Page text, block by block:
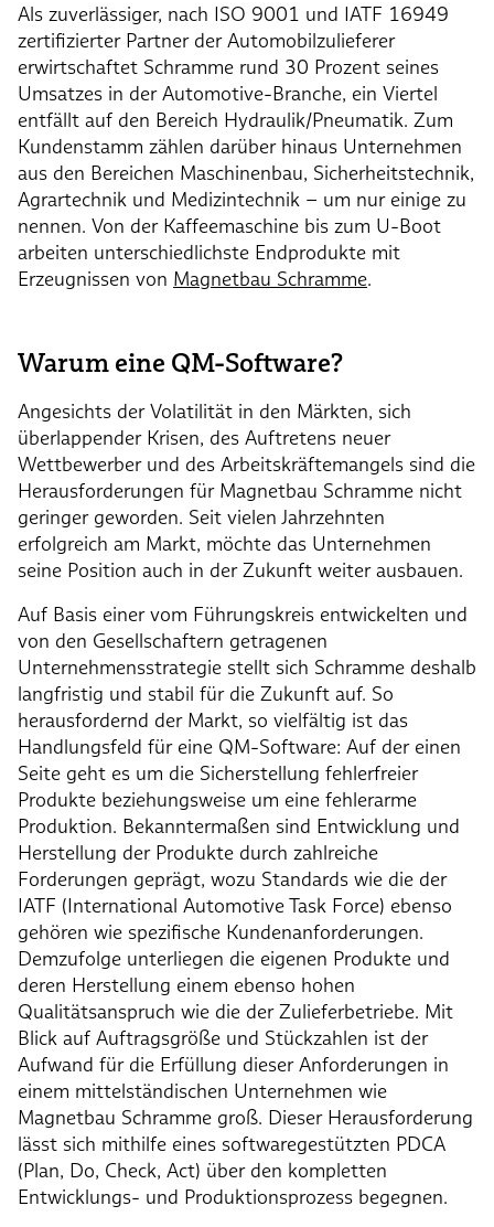
Als zuverlässiger, nach ISO 9001 und IATF 16949
zertifizierter Partner der Automobilzulieferer
erwirtschaftet Schramme rund 30 Prozent seines
Umsatzes in der Automotive-Branche, ein Viertel
entfällt auf den Bereich Hydraulik/Pneumatik. Zum
Kundenstamm zählen darüber hinaus Unternehmen
aus den Bereichen Maschinenbau, Sicherheitstechnik,
Agrartechnik und Medizintechnik – um nur einige zu
nennen. Von der Kaffeemaschine bis zum U-Boot
arbeiten unterschiedlichste Endprodukte mit
Erzeugnissen von Magnetbau Schramme.
Warum eine QM-Software?
Angesichts der Volatilität in den Märkten, sich
überlappender Krisen, des Auftretens neuer
Wettbewerber und des Arbeitskräftemangels sind die
Herausforderungen für Magnetbau Schramme nicht
geringer geworden. Seit vielen Jahrzehnten
erfolgreich am Markt, möchte das Unternehmen
seine Position auch in der Zukunft weiter ausbauen.
Auf Basis einer vom Führungskreis entwickelten und
von den Gesellschaftern getragenen
Unternehmensstrategie stellt sich Schramme deshalb
langfristig und stabil für die Zukunft auf. So
herausfordernd der Markt, so vielfältig ist das
Handlungsfeld für eine QM-Software: Auf der einen
Seite geht es um die Sicherstellung fehlerfreier
Produkte beziehungsweise um eine fehlerarme
Produktion. Bekanntermaßen sind Entwicklung und
Herstellung der Produkte durch zahlreiche
Forderungen geprägt, wozu Standards wie die der
IATF (International Automotive Task Force) ebenso
gehören wie spezifische Kundenanforderungen.
Demzufolge unterliegen die eigenen Produkte und
deren Herstellung einem ebenso hohen
Qualitätsanspruch wie die der Zulieferbetriebe. Mit
Blick auf Auftragsgröße und Stückzahlen ist der
Aufwand für die Erfüllung dieser Anforderungen in
einem mittelständischen Unternehmen wie
Magnetbau Schramme groß. Dieser Herausforderung
lässt sich mithilfe eines softwaregestützten PDCA
(Plan, Do, Check, Act) über den kompletten
Entwicklungs- und Produktionsprozess begegnen.